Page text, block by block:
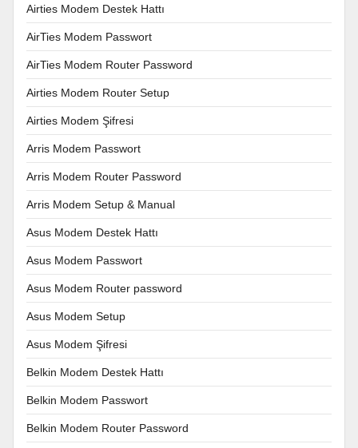
Airties Modem Destek Hattı
AirTies Modem Passwort
AirTies Modem Router Password
Airties Modem Router Setup
Airties Modem Şifresi
Arris Modem Passwort
Arris Modem Router Password
Arris Modem Setup & Manual
Asus Modem Destek Hattı
Asus Modem Passwort
Asus Modem Router password
Asus Modem Setup
Asus Modem Şifresi
Belkin Modem Destek Hattı
Belkin Modem Passwort
Belkin Modem Router Password